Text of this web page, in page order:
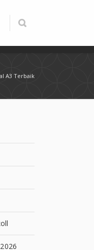
A3 Terbaik